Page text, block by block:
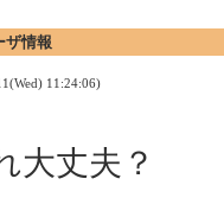
ザ情報
11:24:06)
大丈夫？